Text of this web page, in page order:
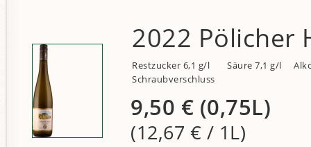
2022 Pölicher
Restzucker 6,1 g/l Säure 7,1 g/l
Schraubverschluss
9,50 € (0,75L)
(12,67 € / 1L)